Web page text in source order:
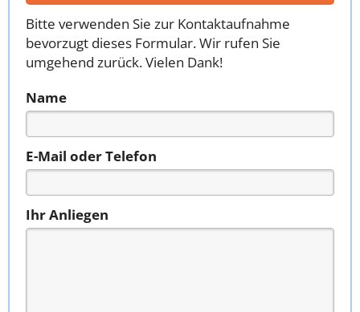
Bitte verwenden Sie zur Kontaktaufnahme
bevorzugt dieses Formular. Wir rufen Sie
umgehend zurück. Vielen Dank!
Name
E-Mail oder Telefon
Ihr Anliegen